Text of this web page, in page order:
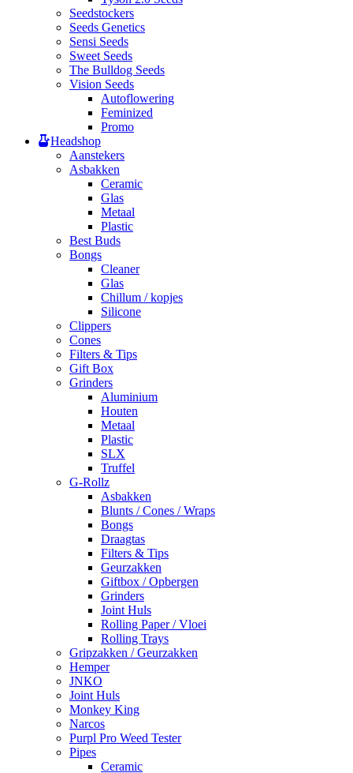
Seedstockers
Seeds Genetics
Sensi Seeds
Sweet Seeds
The Bulldog Seeds
Vision Seeds
Autoflowering
Feminized
Promo
Headshop
Aanstekers
Asbakken
Ceramic
Glas
Metaal
Plastic
Best Buds
Bongs
Cleaner
Glas
Chillum / kopjes
Silicone
Clippers
Cones
Filters & Tips
Gift Box
Grinders
Aluminium
Houten
Metaal
Plastic
SLX
Truffel
G-Rollz
Asbakken
Blunts / Cones / Wraps
Bongs
Draagtas
Filters & Tips
Geurzakken
Giftbox / Opbergen
Grinders
Joint Huls
Rolling Paper / Vloei
Rolling Trays
Gripzakken / Geurzakken
Hemper
JNKO
Joint Huls
Monkey King
Narcos
Purpl Pro Weed Tester
Pipes
Ceramic